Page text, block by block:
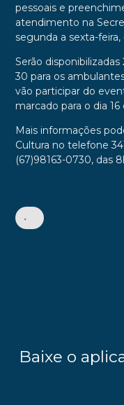
pessoais e
atendimento na
segunda a sexta-feira,
Serão
30 para os
vão participar do
marcado para o dia
Mais informações
Cultura no telefone
(67)98163-0730, das
•
Baixe o